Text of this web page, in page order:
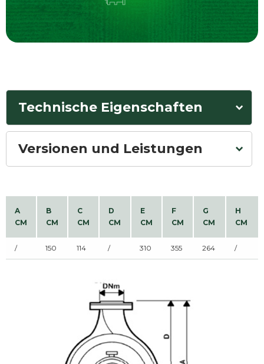
Technische Eigenschaften
Versionen und Leistungen
A
CM
B
CM
C
CM
D
CM
E
CM
F
CM
G
CM
H
CM
/ 150 114 / 310 355 264 /